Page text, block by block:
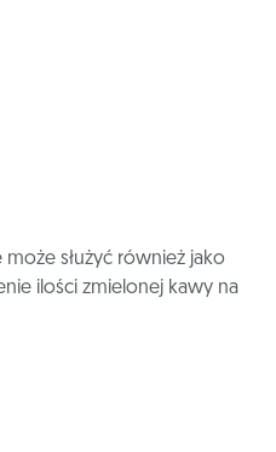
służyć również jako
ilości zmielonej kawy na